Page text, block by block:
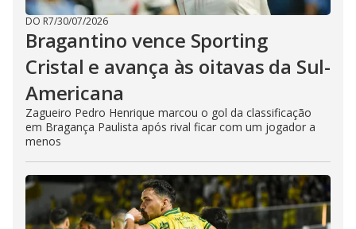
DO R7/30/07/2026
Bragantino vence Sporting
Cristal e avança às oitavas da Sul-
Americana
Zagueiro Pedro Henrique marcou o gol da classificação
em Bragança Paulista após rival ficar com um jogador a
menos